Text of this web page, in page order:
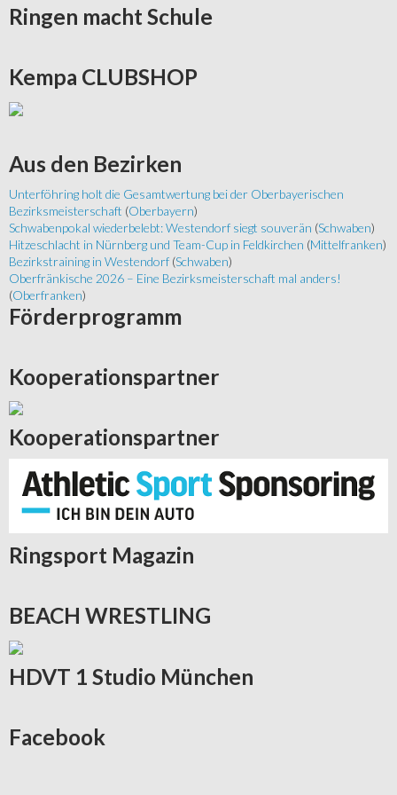
Ringen macht Schule
Kempa CLUBSHOP
Aus den Bezirken
Unterföhring holt die Gesamtwertung bei der Oberbayerischen
Bezirksmeisterschaft (Oberbayern)
Schwabenpokal wiederbelebt: Westendorf siegt souverän (Schwaben)
Hitzeschlacht in Nürnberg und Team-Cup in Feldkirchen (Mittelfranken)
Bezirkstraining in Westendorf (Schwaben)
Oberfränkische 2026 – Eine Bezirksmeisterschaft mal anders!
(Oberfranken)
Förderprogramm
Kooperationspartner
Kooperationspartner
Ringsport Magazin
BEACH WRESTLING
HDVT 1 Studio München
Facebook